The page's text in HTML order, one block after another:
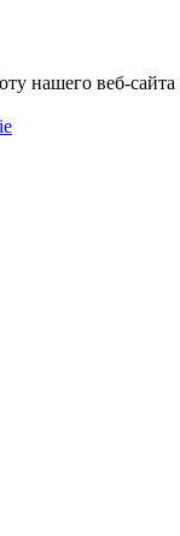
нашего веб-сайта